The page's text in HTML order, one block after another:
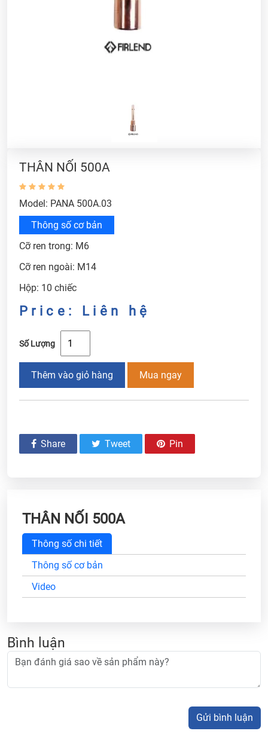
THÂN NỐI 500A
Model: PANA 500A.03
Thông số cơ bản
Cỡ ren trong: M6
Cỡ ren ngoài: M14
Hộp: 10 chiếc
Price: Liên hệ
Số Lượng
Thêm vào giỏ hàng Mua ngay
Share Tweet Pin
THÂN NỐI 500A
Thông số chi tiết
Thông số cơ bản
Video
Bình luận
Gửi bình luận